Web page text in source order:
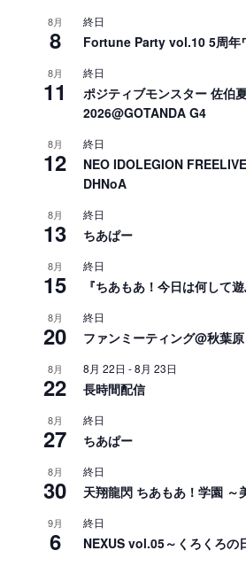
ョ
ン
8月
8
終日
Fortune Party vol.10 5周年
8月
11
終日
ポジティブモンスター 佐伯
2026@GOTANDA G4
8月
12
終日
NEO IDOLEGION
DHNoA
8月
13
終日
ちあぱー
8月
15
終日
『ちあもあ！今日は何して遊
8月
20
終日
ファンミーティング@秋葉原
8月
22
8月 22日 -8月 23日
長時間配信
8月
27
終日
ちあぱー
8月
30
終日
天翔龍閃 ちあもあ！学園 ～
9月
6
終日
NEXUS vol.05～くろくろの